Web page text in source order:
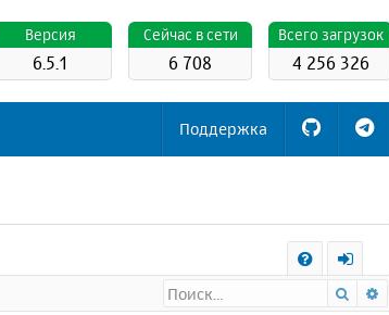
Всего загрузок
4 256 326
Cейчас в сети
6 708
Версия
6.5.1
Поддержка
х
Поиск